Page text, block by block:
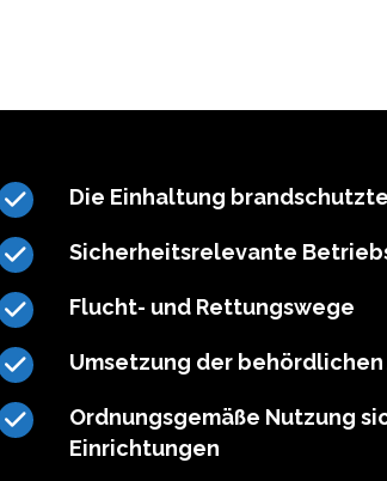
Die Einhaltung
Sicherheitsrelevante
Flucht- und Rettungswege
Umsetzung der behördlichen
Ordnungsgemäße Nutzung
Einrichtungen